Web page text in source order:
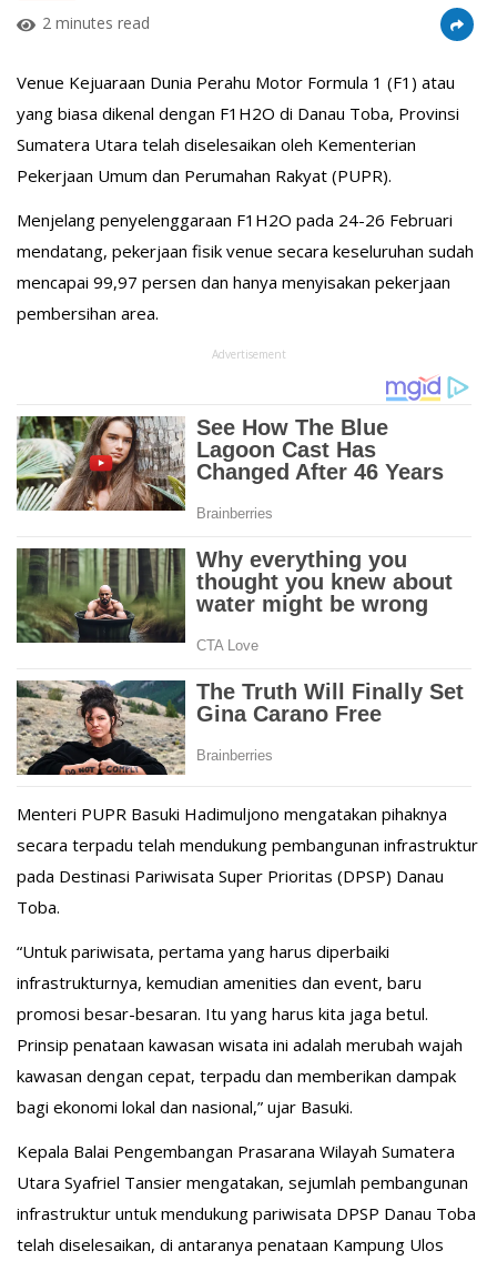
2 minutes read
Venue Kejuaraan Dunia Perahu Motor Formula 1 (F1) atau
yang biasa dikenal dengan F1H2O di Danau Toba, Provinsi
Sumatera Utara telah diselesaikan oleh Kementerian
Pekerjaan Umum dan Perumahan Rakyat (PUPR).
Menjelang penyelenggaraan F1H2O pada 24-26 Februari
mendatang, pekerjaan fisik venue secara keseluruhan sudah
mencapai 99,97 persen dan hanya menyisakan pekerjaan
pembersihan area.
Advertisement
Menteri PUPR Basuki Hadimuljono mengatakan pihaknya
secara terpadu telah mendukung pembangunan infrastruktur
pada Destinasi Pariwisata Super Prioritas (DPSP) Danau
Toba.
“Untuk pariwisata, pertama yang harus diperbaiki
infrastrukturnya, kemudian amenities dan event, baru
promosi besar-besaran. Itu yang harus kita jaga betul.
Prinsip penataan kawasan wisata ini adalah merubah wajah
kawasan dengan cepat, terpadu dan memberikan dampak
bagi ekonomi lokal dan nasional,” ujar Basuki.
Kepala Balai Pengembangan Prasarana Wilayah Sumatera
Utara Syafriel Tansier mengatakan, sejumlah pembangunan
infrastruktur untuk mendukung pariwisata DPSP Danau Toba
telah diselesaikan, di antaranya penataan Kampung Ulos